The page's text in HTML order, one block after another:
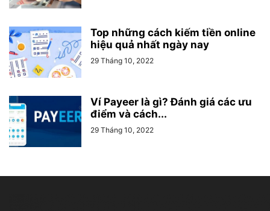
Top những cách kiếm tiền online
hiệu quả nhất ngày nay
29 Tháng 10, 2022
Ví Payeer là gì? Đánh giá các ưu
điểm và cách...
29 Tháng 10, 2022